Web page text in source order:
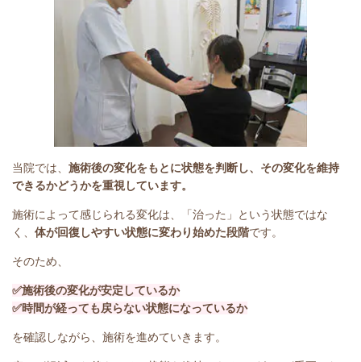
当院では、 施術後の変化をもとに状態を判断し、その変化を維持
できるかどうかを重視しています。
施術によって感じられる変化は、「治った」という状態ではな
く、 体が回復しやすい状態に変わり始めた段階です。
そのため、
✅施術後の変化が安定しているか
✅時間が経っても戻らない状態になっているか
を確認しながら、施術を進めていきます。